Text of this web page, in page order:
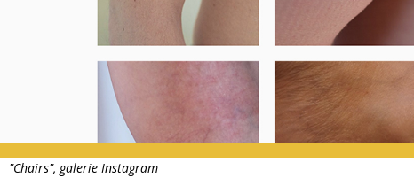
"Chairs", galerie Instagram